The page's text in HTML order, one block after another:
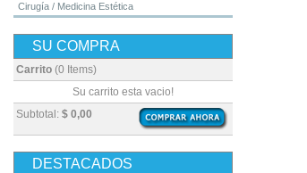
Cirugía / Medicina Estética
Dermatología
Diagnóstico por Imagen / Radiología
Embriología
Enfermería
Epidemiología
SU COMPRA
Carrito (0 Items)
Subtotal: $ 0,00
Su carrito esta vacio!
DESTACADOS